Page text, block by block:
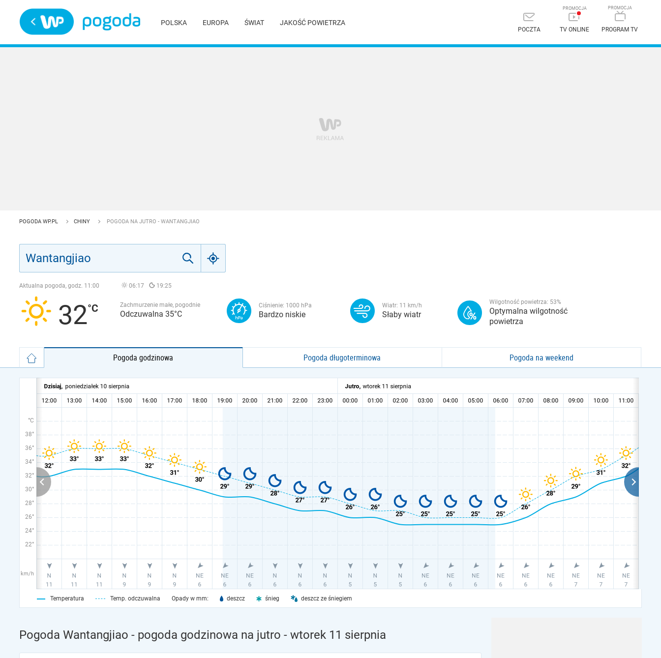
POLSKA EUROPA ŚWIAT JAKOŚĆ POWIETRZA
POCZTA TV ONLINE PROGRAM TV
POGODA WP.PL CHINY POGODA NA JUTRO - WANTANGJIAO
Aktualna pogoda, godz. 11:00 06:17 19:25
32 Zachmurzenie małe, pogodnie
Odczuwalna 35°C
Ciśnienie: 1000 hPa
Bardzo niskie
Wiatr: 11 km/h
Słaby wiatr
Wilgotność powietrza: 53%
Optymalna wilgotność
powietrza
Pogoda godzinowa Pogoda długoterminowa Pogoda na weekend
°C
38°
36°
34°
32°
30°
28°
26°
24°
22°
km/h
Temperatura Temp. odczuwalna Opady w mm: deszcz śnieg deszcz ze śniegiem
Pogoda Wantangjiao - pogoda godzinowa na jutro - wtorek 11 sierpnia